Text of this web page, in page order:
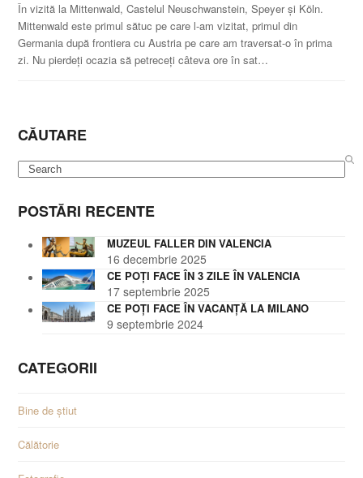
În vizită la Mittenwald, Castelul Neuschwanstein, Speyer și Köln.
Mittenwald este primul sătuc pe care l-am vizitat, primul din
Germania după frontiera cu Austria pe care am traversat-o în prima
zi. Nu pierdeți ocazia să petreceți câteva ore în sat…
CĂUTARE
Search
POSTĂRI RECENTE
MUZEUL FALLER DIN VALENCIA
16 decembrie 2025
CE POȚI FACE ÎN 3 ZILE ÎN VALENCIA
17 septembrie 2025
CE POȚI FACE ÎN VACANȚĂ LA MILANO
9 septembrie 2024
CATEGORII
Bine de știut
Călătorie